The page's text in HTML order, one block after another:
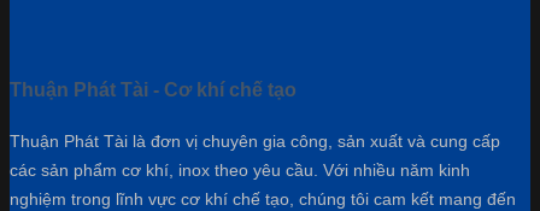
Thuận Phát Tài - Cơ khí chế tạo
Thuận Phát Tài là đơn vị chuyên gia công, sản xuất và cung cấp
các sản phẩm cơ khí, inox theo yêu cầu. Với nhiều năm kinh
nghiệm trong lĩnh vực cơ khí chế tạo, chúng tôi cam kết mang đến